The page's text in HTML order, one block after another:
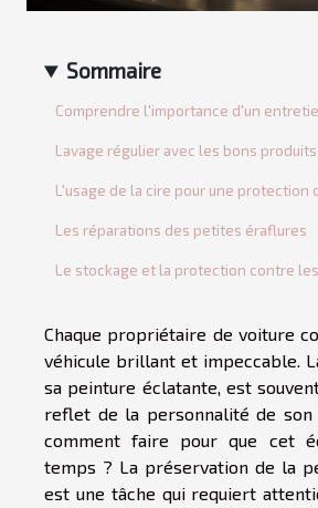
Sommaire
Comprendre l'importance d'un
Lavage régulier avec les bons produits
L'usage de la cire pour une protection
Les réparations des petites éraflures
Le stockage et la protection contre
Chaque propriétaire de voiture
véhicule brillant et impeccable.
sa peinture éclatante, est
reflet de la personnalité de
comment faire pour que cet
temps ? La préservation de la
est une tâche qui requiert